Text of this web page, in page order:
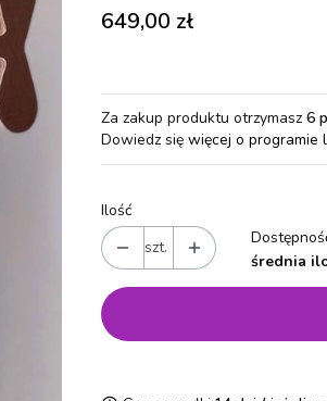
Cena
649,00 zł
Za zakup produktu otrzymasz 6
Dowiedz się więcej o programie
Ilość
szt.
średnia